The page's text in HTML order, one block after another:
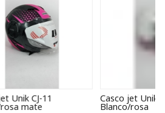
Casco jet Unik CJ-11
Blanco/rosa